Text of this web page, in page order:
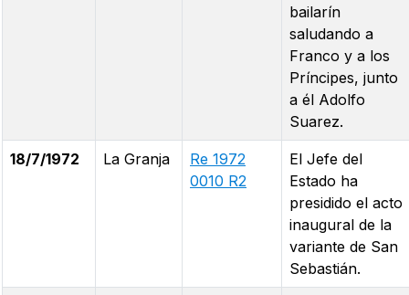
bailarín
saludando a
Franco y a los
Príncipes, junto
a él Adolfo
Suarez.
18/7/1972 La Granja
Re 1972
0010 R2
El Jefe del
Estado ha
presidido el acto
inaugural de la
variante de San
Sebastián.